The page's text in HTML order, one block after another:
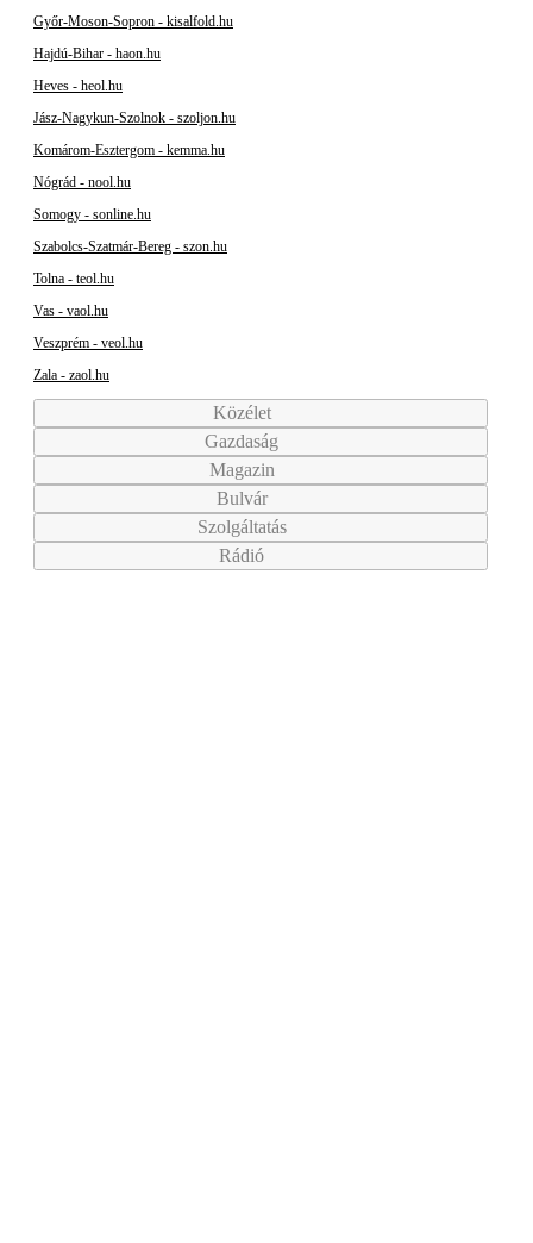
Győr-Moson-Sopron - kisalfold.hu
Hajdú-Bihar - haon.hu
Heves - heol.hu
Jász-Nagykun-Szolnok - szoljon.hu
Komárom-Esztergom - kemma.hu
Nógrád - nool.hu
Somogy - sonline.hu
Szabolcs-Szatmár-Bereg - szon.hu
Tolna - teol.hu
Vas - vaol.hu
Veszprém - veol.hu
Zala - zaol.hu
Közélet
Gazdaság
Magazin
Bulvár
Szolgáltatás
Rádió